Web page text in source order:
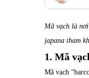
Mã vạch là
japana tham
1. Mã
Mã vạch